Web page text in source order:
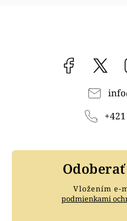
Facebook
info
Vložením e-
podmienkami